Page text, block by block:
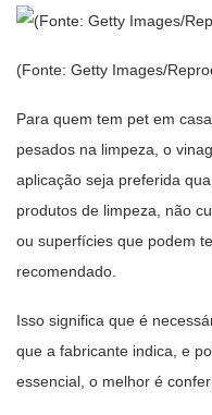
(Fonte: Getty Images/
Para quem tem pet em
pesados na limpeza, o
aplicação seja preferida
produtos de limpeza, não
ou superfícies que podem
recomendado.
Isso significa que é
que a fabricante indica, e
essencial, o melhor é